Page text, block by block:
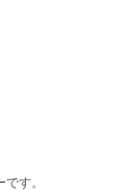
す。